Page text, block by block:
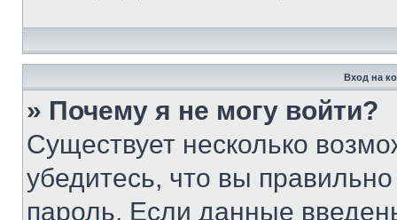
Вход на
» Почему я не могу войти?
Существует несколько
убедитесь, что вы
пароль. Если данные